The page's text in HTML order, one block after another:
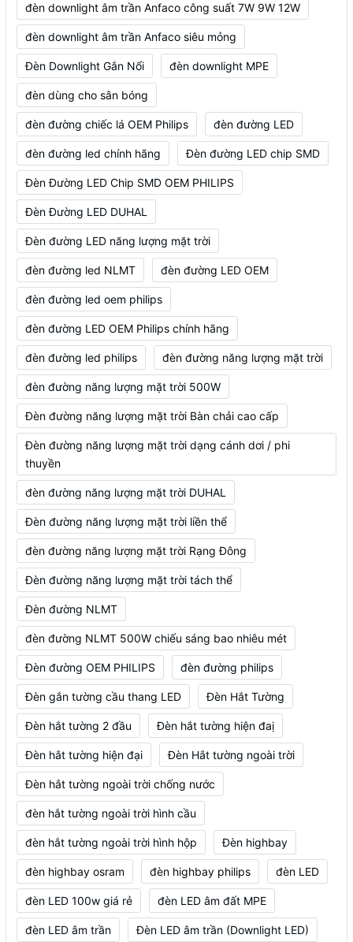
đèn downlight âm trần Anfaco công suất 7W 9W 12W
đèn downlight âm trần Anfaco siêu mỏng
Đèn Downlight Gắn Nổi đèn downlight MPE
đèn dùng cho sân bóng
đèn đường chiếc lá OEM Philips đèn đường LED
đèn đường led chính hãng Đèn đường LED chip SMD
Đèn Đường LED Chip SMD OEM PHILIPS
Đèn Đường LED DUHAL
Đèn đường LED năng lượng mặt trời
đèn đường led NLMT đèn đường LED OEM
đèn đường led oem philips
đèn đường LED OEM Philips chính hãng
đèn đường led philips đèn đường năng lượng mặt trời
đèn đường năng lượng mặt trời 500W
Đèn đường năng lượng mặt trời Bàn chải cao cấp
Đèn đường năng lượng mặt trời dạng cánh dơi / phi
thuyền
đèn đường năng lượng mặt trời DUHAL
Đèn đường năng lượng mặt trời liền thể
đèn đường năng lượng mặt trời Rạng Đông
Đèn đường năng lượng mặt trời tách thể
Đèn đường NLMT
đèn đường NLMT 500W chiếu sáng bao nhiêu mét
Đèn đường OEM PHILIPS đèn đường philips
Đèn gắn tường cầu thang LED Đèn Hắt Tường
Đèn hắt tường 2 đầu Đèn hắt tường hiện đaị
Đèn hắt tường hiện đại Đèn Hắt tường ngoài trời
Đèn hắt tường ngoài trời chống nước
đèn hắt tường ngoài trời hình cầu
đèn hắt tường ngoài trời hình hộp Đèn highbay
đèn highbay osram đèn highbay philips đèn LED
đèn LED 100w giá rẻ đèn LED âm đất MPE
đèn LED âm trần Đèn LED âm trần (Downlight LED)